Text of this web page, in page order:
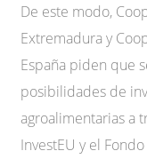
De este modo,
Extremadura y
España piden que
posibilidades de
agroalimentarias a
InvestEU y el